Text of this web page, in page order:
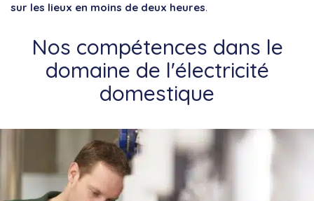
sur les lieux en moins de deux heures.
Nos compétences dans le
domaine de l'électricité
domestique